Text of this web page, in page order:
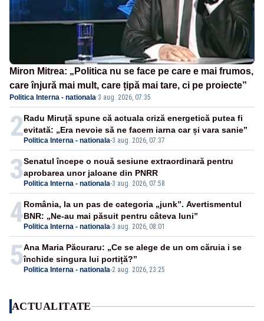
Miron Mitrea: „Politica nu se face pe care e mai frumos,
care înjură mai mult, care țipă mai tare, ci pe proiecte”
Politica Interna - nationala·3 aug. 2026, 07:35
2 Politica Interna - nationala-3 aug. 2026, 07:37
Radu Miruță spune că actuala criză energetică putea fi
evitată: „Era nevoie să ne facem iarna car și vara sanie”
3 Politica Interna - nationala-3 aug. 2026, 07:58
Senatul începe o nouă sesiune extraordinară pentru
aprobarea unor jaloane din PNRR
4 Politica Interna - nationala-3 aug. 2026, 08:01
România, la un pas de categoria „junk”. Avertismentul
BNR: „Ne-au mai păsuit pentru câteva luni”
5 Politica Interna - nationala-2 aug. 2026, 23:25
Ana Maria Păcuraru: „Ce se alege de un om căruia i se
închide singura lui portiță?”
ACTUALITATE